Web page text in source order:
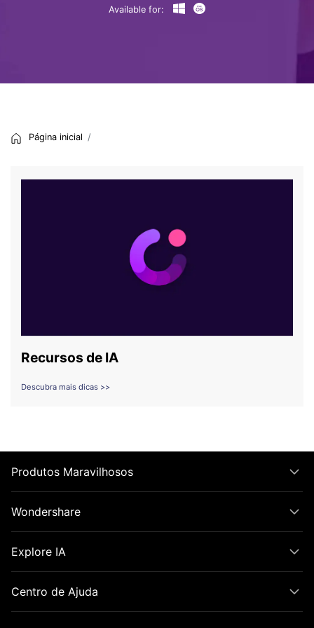
Available for:
Página inicial
Recursos de IA
Descubra mais dicas >>
Produtos Maravilhosos
Wondershare
Explore IA
Centro de Ajuda